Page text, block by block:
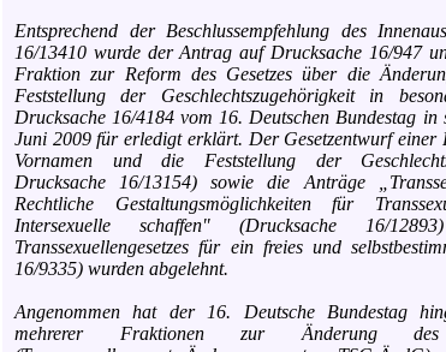
Entsprechend der Beschlussempfehlung des
16/13410 wurde der Antrag auf Drucksache 16/947
Fraktion zur Reform des Gesetzes über die
Feststellung der Geschlechtszugehörigkeit in
Drucksache 16/4184 vom 16. Deutschen Bundestag in
Juni 2009 für erledigt erklärt. Der Gesetzentwurf
Vornamen und die Feststellung der
Drucksache 16/13154) sowie die Anträge
Rechtliche Gestaltungsmöglichkeiten für
Intersexuelle schaffen" (Drucksache 16/
Transsexuellengesetzes für ein freies und
16/9335) wurden abgelehnt.
Angenommen hat der 16. Deutsche Bundestag
mehrerer Fraktionen zur Änderung des